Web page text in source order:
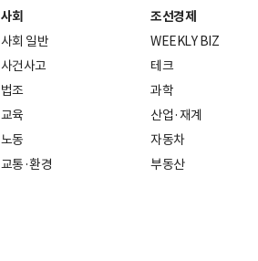
사회
사회 일반
사건사고
법조
교육
노동
교통·환경
조선경제
WEEKLY BIZ
테크
과학
산업·재계
자동차
부동산